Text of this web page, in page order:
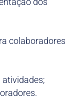
colaboradores
atividades;